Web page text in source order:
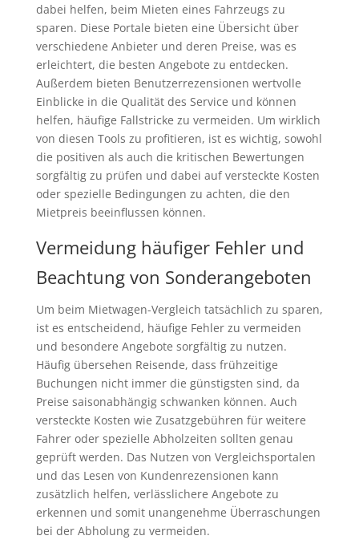
dabei helfen, beim Mieten eines Fahrzeugs zu
sparen. Diese Portale bieten eine Übersicht über
verschiedene Anbieter und deren Preise, was es
erleichtert, die besten Angebote zu entdecken.
Außerdem bieten Benutzerrezensionen wertvolle
Einblicke in die Qualität des Service und können
helfen, häufige Fallstricke zu vermeiden. Um wirklich
von diesen Tools zu profitieren, ist es wichtig, sowohl
die positiven als auch die kritischen Bewertungen
sorgfältig zu prüfen und dabei auf versteckte Kosten
oder spezielle Bedingungen zu achten, die den
Mietpreis beeinflussen können.
Vermeidung häufiger Fehler und
Beachtung von Sonderangeboten
Um beim Mietwagen-Vergleich tatsächlich zu sparen,
ist es entscheidend, häufige Fehler zu vermeiden
und besondere Angebote sorgfältig zu nutzen.
Häufig übersehen Reisende, dass frühzeitige
Buchungen nicht immer die günstigsten sind, da
Preise saisonabhängig schwanken können. Auch
versteckte Kosten wie Zusatzgebühren für weitere
Fahrer oder spezielle Abholzeiten sollten genau
geprüft werden. Das Nutzen von Vergleichsportalen
und das Lesen von Kundenrezensionen kann
zusätzlich helfen, verlässlichere Angebote zu
erkennen und somit unangenehme Überraschungen
bei der Abholung zu vermeiden.